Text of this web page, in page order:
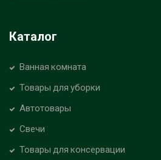
Каталог
Ванная комната
Товары для уборки
Автотовары
Свечи
Товары для консервации